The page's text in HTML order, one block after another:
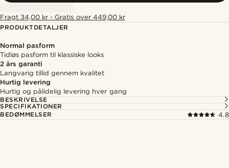
Fragt 34,00 kr - Gratis over 449,00 kr
PRODUKTDETALJER
Normal pasform
Tidløs pasform til klassiske looks
2 års garanti
Langvarig tillid gennem kvalitet
Hurtig levering
Hurtig og pålidelig levering hver gang
BESKRIVELSE
SPECIFIKATIONER
BEDØMMELSER
4.8